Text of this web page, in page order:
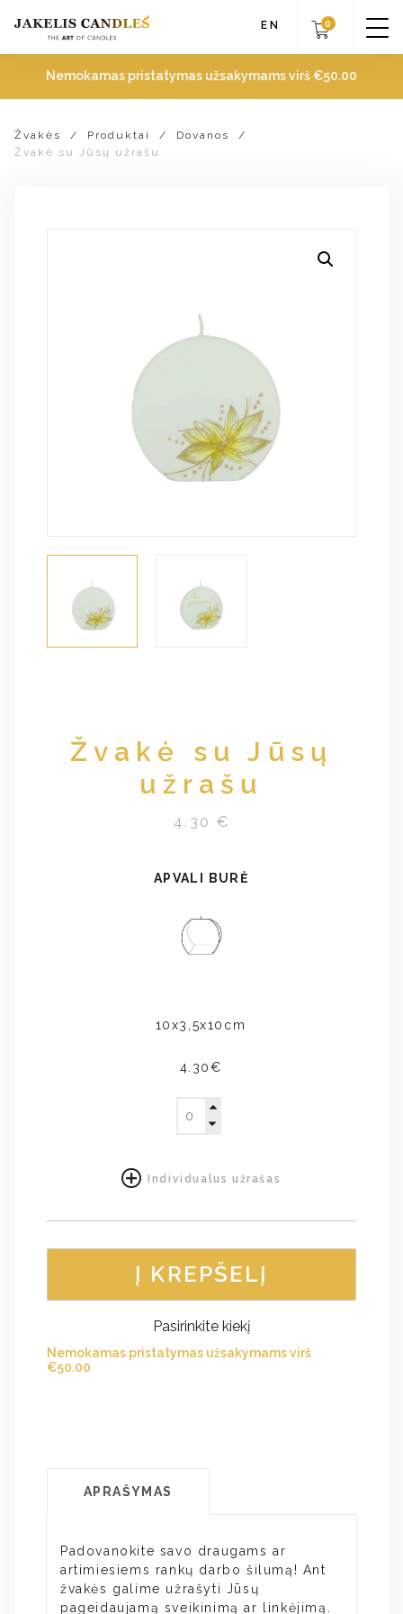
Nemokamas pristatymas užsakymams virš €50.00
EN 0
Žvakės / Produktai / Dovanos
/
Žvakė su Jūsų užrašu
Žvakė su Jūsų
užrašu
4.30 €
APVALI BURĖ
10x3,5x10cm
4.30€
Individualus užrašas
Į KREPŠELĮ
Nemokamas pristatymas užsakymams virš
€50.00
Pasirinkite kiekį
APRAŠYMAS
Padovanokite savo draugams ar
artimiesiems rankų darbo šilumą! Ant
žvakės galime užrašyti Jūsų
pageidaujamą sveikinimą ar linkėjimą.